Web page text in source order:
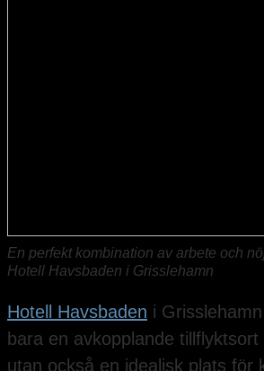
En perfekt kombination av arbete och
Hotell Havsbaden i Grisslehamn
Hotell Havsbaden i
bara en avkopplande tillflyktsort
utan också en idealisk plats för